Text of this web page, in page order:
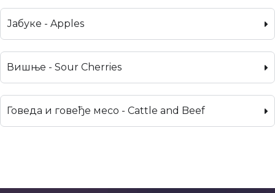
Јабуке - Apples
Вишње - Sour Cherries
Говеда и говеђе месо - Cattle and Beef